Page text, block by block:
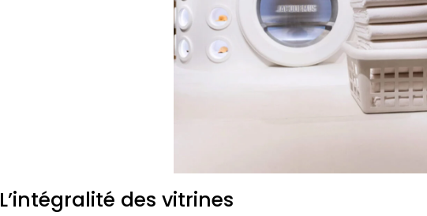
L’intégralité des vitrines